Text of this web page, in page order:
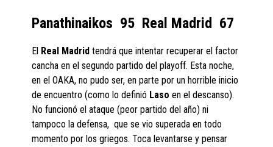
Panathinaikos 95 Real Madrid 67
El Real Madrid tendrá que intentar recuperar el factor
cancha en el segundo partido del playoff. Esta noche,
en el OAKA, no pudo ser, en parte por un horrible inicio
de encuentro (como lo definió Lasoen el descanso).
No funcionó el ataque (peor partido del año) ni
tampoco la defensa, que se vio superada en todo
momento por los griegos. Toca levantarse y pensar